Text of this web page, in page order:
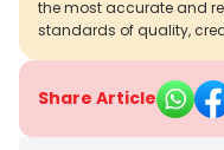
the most accurate and
standards of quality,
Share Article